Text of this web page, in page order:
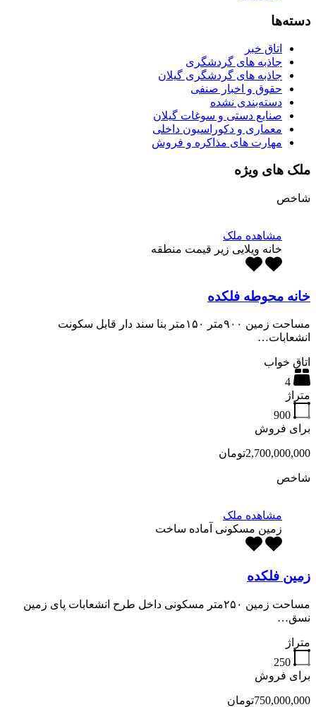
دسته‌ها
اتاق خبر
جاذبه های گردشگری
جاذبه های گردشگری گیلان
حقوق و اخبار صنفی
دسته‌بندی نشده
صنایع دستی و سوغات گیلان
معماری و دکوراسیون داخلی
مهارت های مذاکره و فروش
ملک های ویژه
شاخص
مشاهده ملک
خانه ویلایی زیر قیمت منطقه
خانه محوطه فلکده
مساحت زمین ۹۰۰متر ۱۵۰متر بنا سند دار قابل سکونت
انشعابات…
اتاق خواب
4
متراژ
900
برای فروش
2,700,000,000تومان
شاخص
مشاهده ملک
زمین مسکونی آماده ساخت
زمین فلکده
مساحت زمین ۲۵۰متر مسکونی داخل طرح انشعابات پای زمین
نسق…
متراژ
250
برای فروش
750,000,000تومان